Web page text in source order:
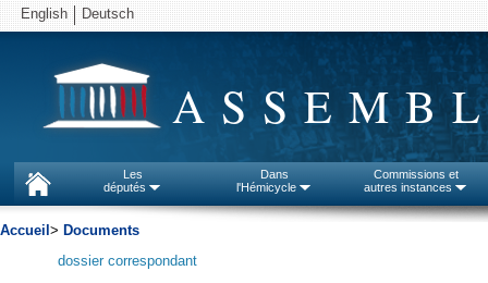
English Deutsch
Les
députés
Dans
l'Hémicycle
Commissions et
autres instances
Accueil > Documents
dossier correspondant